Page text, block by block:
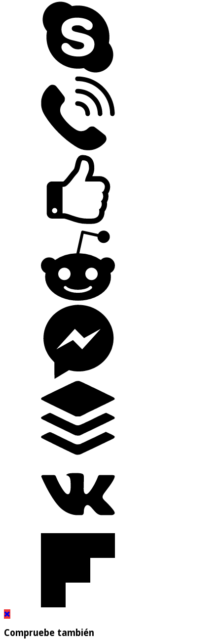
Compruebe también